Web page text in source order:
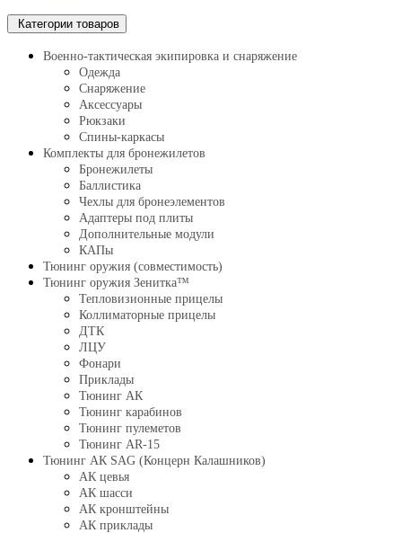
Категории товаров
Военно-тактическая экипировка и снаряжение
Одежда
Снаряжение
Аксессуары
Рюкзаки
Спины-каркасы
Комплекты для бронежилетов
Бронежилеты
Баллистика
Чехлы для бронеэлементов
Адаптеры под плиты
Дополнительные модули
КАПы
Тюнинг оружия (совместимость)
Тюнинг оружия Зенитка™
Тепловизионные прицелы
Коллиматорные прицелы
ДТК
ЛЦУ
Фонари
Приклады
Тюнинг АК
Тюнинг карабинов
Тюнинг пулеметов
Тюнинг AR-15
Тюнинг АК SAG (Концерн Калашников)
АК цевья
АК шасси
АК кронштейны
АК приклады